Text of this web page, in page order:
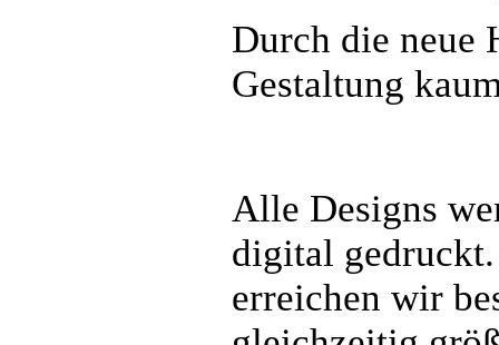
Durch die neue
Gestaltung
Alle Designs
digital
erreichen wir